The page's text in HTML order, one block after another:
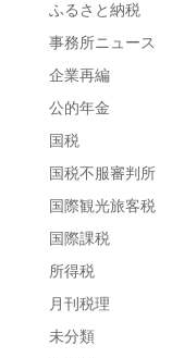
ふるさと納税
事務所ニュース
企業再編
公的年金
国税
国税不服審判所
国際観光旅客税
国際課税
所得税
月刊税理
未分類